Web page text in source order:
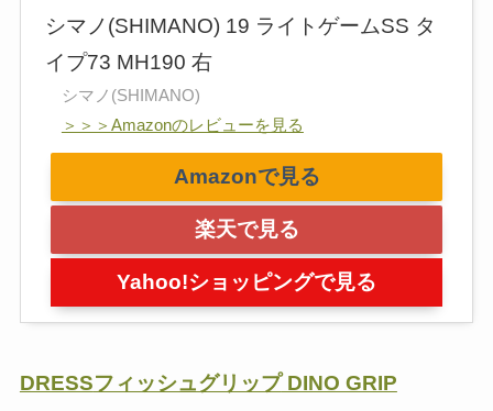
シマノ(SHIMANO) 19 ライトゲームSS タ
イプ73 MH190 右
シマノ(SHIMANO)
＞＞＞Amazonのレビューを見る
Amazonで見る
楽天で見る
Yahoo!ショッピングで見る
DRESSフィッシュグリップDINO GRIP